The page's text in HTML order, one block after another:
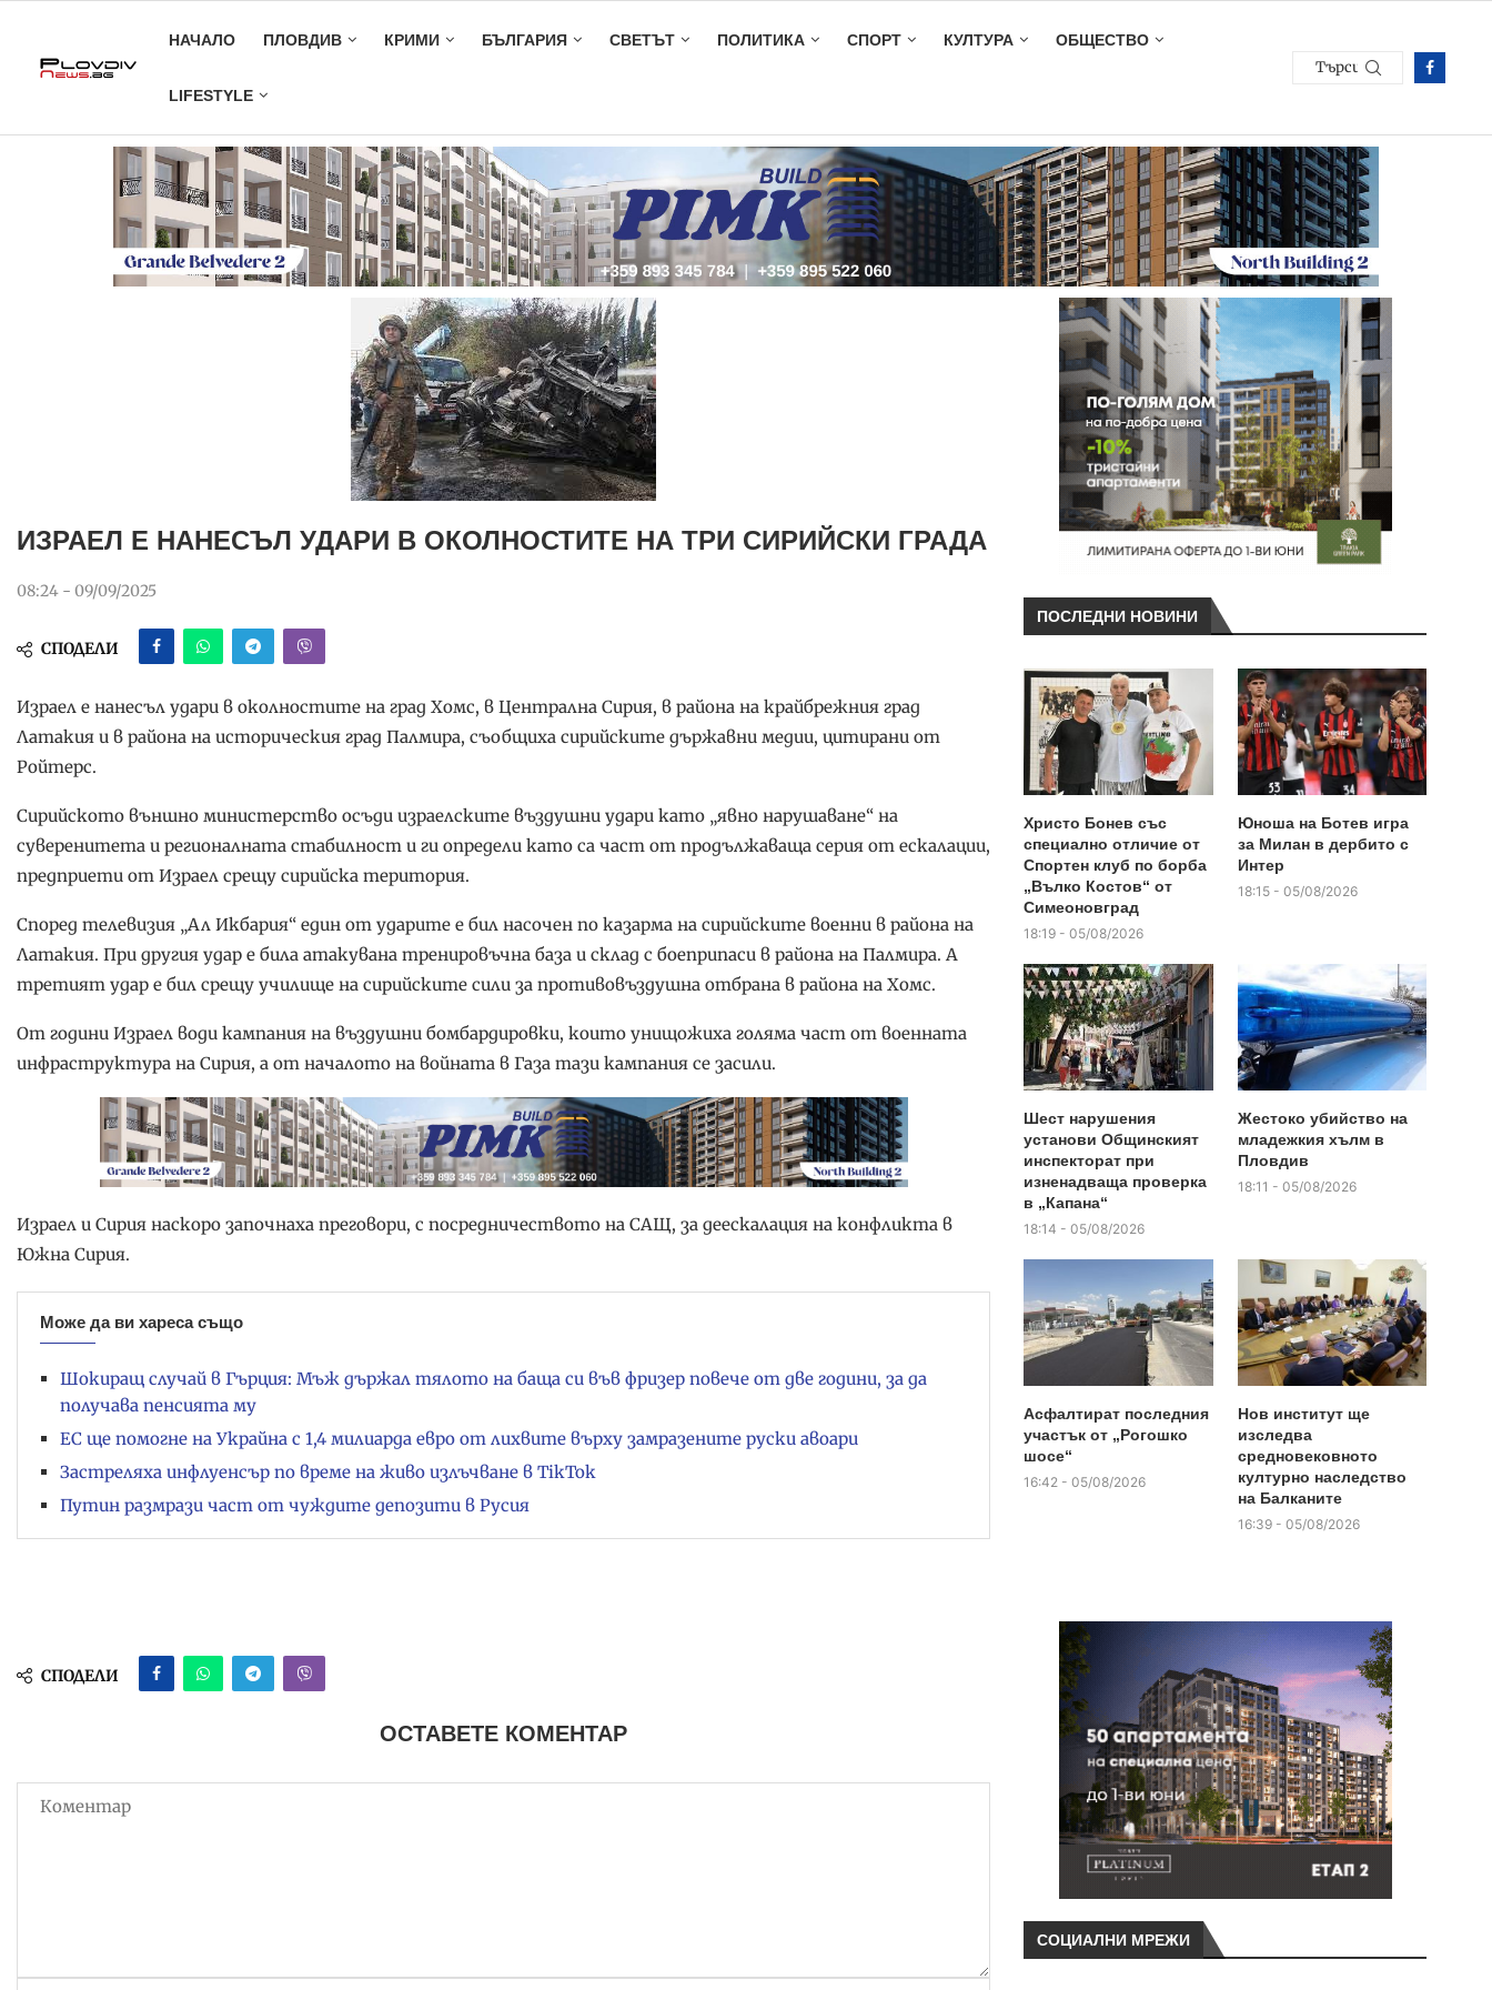
НАЧАЛО ПЛОВДИВ КРИМИ БЪЛГАРИЯ СВЕТЪТ ПОЛИТИКА СПОРТ КУЛТУРА ОБЩЕСТВО
LIFESTYLE
ИЗРАЕЛ Е НАНЕСЪЛ УДАРИ В ОКОЛНОСТИТЕ НА ТРИ СИРИЙСКИ ГРАДА
08:24 - 09/09/2025
СПОДЕЛИ
Израел е нанесъл удари в околностите на град Хомс, в Централна Сирия, в района на крайбрежния град
Латакия и в района на историческия град Палмира, съобщиха сирийските държавни медии, цитирани от
Ройтерс.
Сирийското външно министерство осъди израелските въздушни удари като „явно нарушаване“ на
суверенитета и регионалната стабилност и ги определи като са част от продължаваща серия от ескалации,
предприети от Израел срещу сирийска територия.
Според телевизия „Ал Икбария“ един от ударите е бил насочен по казарма на сирийските военни в района на
Латакия. При другия удар е била атакувана тренировъчна база и склад с боеприпаси в района на Палмира. А
третият удар е бил срещу училище на сирийските сили за противовъздушна отбрана в района на Хомс.
От години Израел води кампания на въздушни бомбардировки, които унищожиха голяма част от военната
инфраструктура на Сирия, а от началото на войната в Газа тази кампания се засили.
Израел и Сирия наскоро започнаха преговори, с посредничеството на САЩ, за деескалация на конфликта в
Южна Сирия.
Може да ви хареса също
Шокиращ случай в Гърция: Мъж държал тялото на баща си във фризер повече от две години, за да
получава пенсията му
ЕС ще помогне на Украйна с 1,4 милиарда евро от лихвите върху замразените руски авоари
Застреляха инфлуенсър по време на живо излъчване в TikTok
Путин размрази част от чуждите депозити в Русия
СПОДЕЛИ
ОСТАВЕТЕ КОМЕНТАР
ПОСЛЕДНИ НОВИНИ
Христо Бонев със
специално отличие от
Спортен клуб по борба
„Вълко Костов“ от
Симеоновград
18:19 - 05/08/2026
Юноша на Ботев игра
за Милан в дербито с
Интер
18:15 - 05/08/2026
Шест нарушения
установи Общинският
инспекторат при
изненадваща проверка
в „Капана“
18:14 - 05/08/2026
Жестоко убийство на
младежкия хълм в
Пловдив
18:11 - 05/08/2026
Асфалтират последния
участък от „Рогошко
шосе“
16:42 - 05/08/2026
Нов институт ще
изследва
средновековното
културно наследство
на Балканите
16:39 - 05/08/2026
СОЦИАЛНИ МРЕЖИ